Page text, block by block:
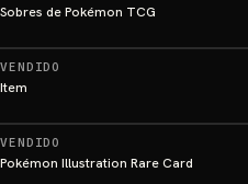
Sobres de Pokémon TCG
VENDIDO
Item
VENDIDO
Pokémon Illustration Rare Card